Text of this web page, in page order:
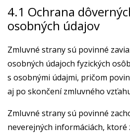
4.1 Ochrana
osobných údajov
Zmluvné strany sú povinné
osobných údajoch fyzických
s osobnými údajmi, pričom
aj po skončení zmluvného
Zmluvné strany sú povinné
neverejných informáciách,